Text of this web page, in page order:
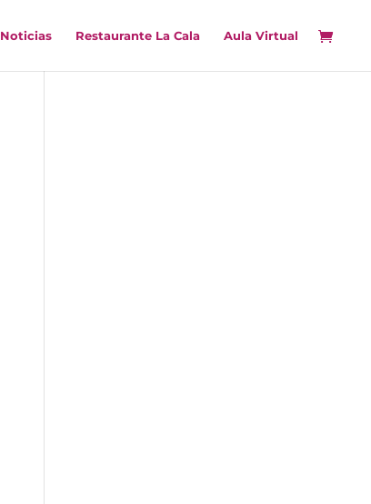
Noticias Restaurante La Cala Aula Virtual